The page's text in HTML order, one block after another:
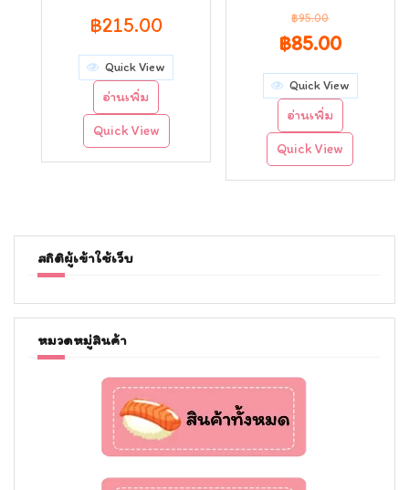
฿215.00
Quick View
อ่านเพิ่ม
Quick View
฿95.00
Original
price
was:
฿95.00.
฿85.00
price
is:
฿85.00.
Quick View
อ่านเพิ่ม
Quick View
สถิติผู้เข้าใช้เว็บ
หมวดหมู่สินค้า